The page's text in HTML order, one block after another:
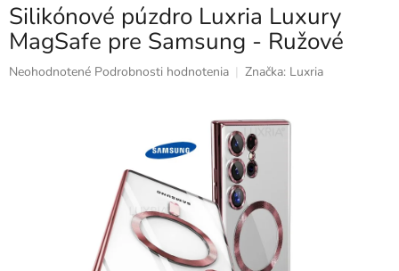
Silikónové púzdro Luxria Luxury
MagSafe pre Samsung - Ružové
Priemerné
Neohodnotené Podrobnosti hodnotenia Značka: Luxria